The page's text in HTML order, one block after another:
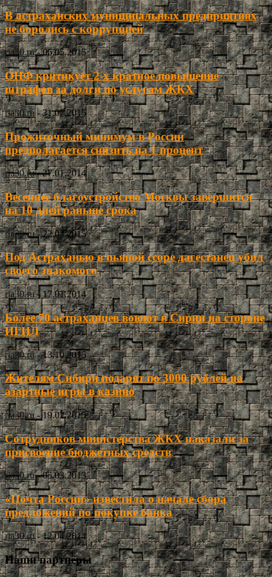
В астраханских муниципальных предприятиях
не боролись с коррупцией
ria30.ru - 06.05.2015
ОНФ критикует 2-х кратное повышение
штрафов за долги по услугам ЖКХ
ria30.ru - 31.07.2015
Прожиточный минимум в России
предполагается снизить на 1 процент
ria30.ru - 27.01.2014
Весеннее благоустройство Москвы завершится
на 10 дней раньше срока
ria30.ru - 22.03.2015
Под Астраханью в пьяной ссоре дагестанец убил
своего знакомого
ria30.ru - 17.01.2014
Более 70 астраханцев воюют в Сирии на стороне
ИГИЛ
ria30.ru - 13.10.2015
Жителям Сибири подарят по 3000 рублей на
азартные игры в казино
ria30.ru - 19.02.2015
Сотрудников министерства ЖКХ наказали за
присвоение бюджетных средств
ria30.ru - 05.03.2013
«Почта России» известила о начале сбора
предложений по покупке банка
ria30.ru - 12.04.2014
Наши партнёры